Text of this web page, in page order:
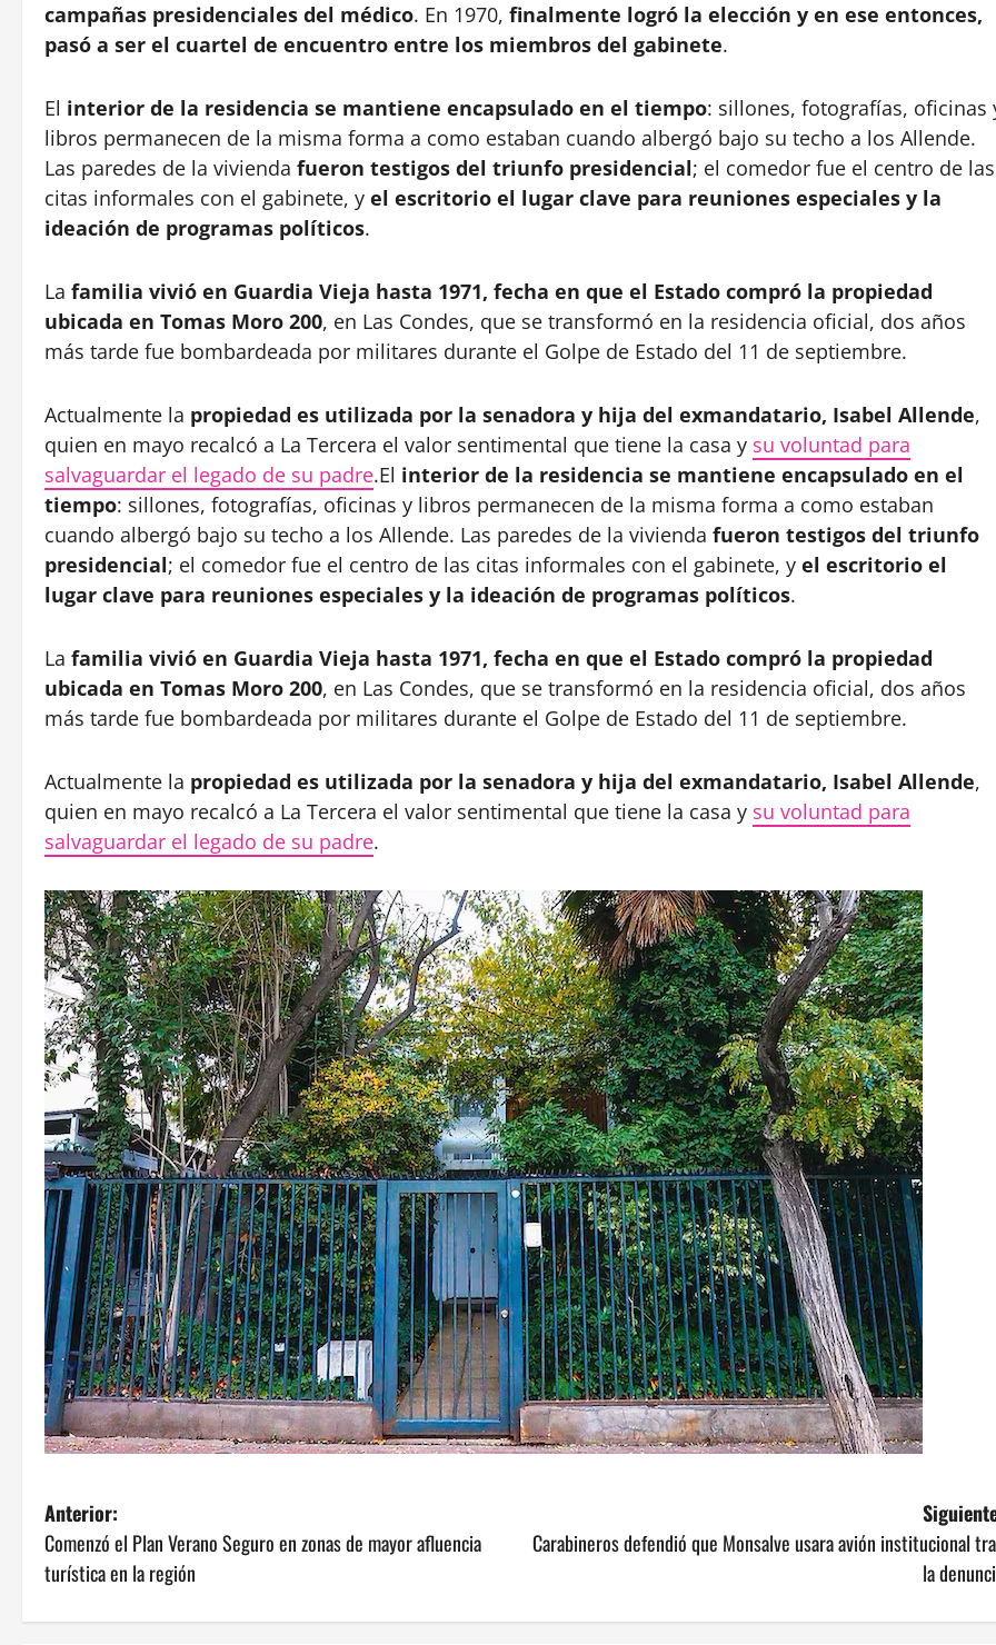
campañas presidenciales del médico. En 1970, finalmente logró la elección y en ese entonces,
pasó a ser el cuartel de encuentro entre los miembros del gabinete.
El interior de la residencia se mantiene encapsulado en el tiempo: sillones, fotografías, oficinas
libros permanecen de la misma forma a como estaban cuando albergó bajo su techo a los Allende.
Las paredes de la vivienda fueron testigos del triunfo presidencial; el comedor fue el centro de las
citas informales con el gabinete, y el escritorio el lugar clave para reuniones especiales y la
ideación de programas políticos.
La familia vivió en Guardia Vieja hasta 1971, fecha en que el Estado compró la propiedad
ubicada en Tomas Moro 200, en Las Condes, que se transformó en la residencia oficial, dos años
más tarde fue bombardeada por militares durante el Golpe de Estado del 11 de septiembre.
Actualmente la propiedad es utilizada por la senadora y hija del exmandatario, Isabel Allende,
quien en mayo recalcó a La Tercera el valor sentimental que tiene la casa y su voluntad para
salvaguardar el legado de su padre.El interior de la residencia se mantiene encapsulado en el
tiempo: sillones, fotografías, oficinas y libros permanecen de la misma forma a como estaban
cuando albergó bajo su techo a los Allende. Las paredes de la vivienda fueron testigos del triunfo
presidencial; el comedor fue el centro de las citas informales con el gabinete, y el escritorio el
lugar clave para reuniones especiales y la ideación de programas políticos.
La familia vivió en Guardia Vieja hasta 1971, fecha en que el Estado compró la propiedad
ubicada en Tomas Moro 200, en Las Condes, que se transformó en la residencia oficial, dos años
más tarde fue bombardeada por militares durante el Golpe de Estado del 11 de septiembre.
Actualmente la propiedad es utilizada por la senadora y hija del exmandatario, Isabel Allende,
quien en mayo recalcó a La Tercera el valor sentimental que tiene la casa y su voluntad para
salvaguardar el legado de su padre.
N
a
v
Anterior:
Comenzó el Plan Verano Seguro en zonas de mayor afluencia
turística en la región
Carabineros defendió que Monsalve usara avión institucional
la